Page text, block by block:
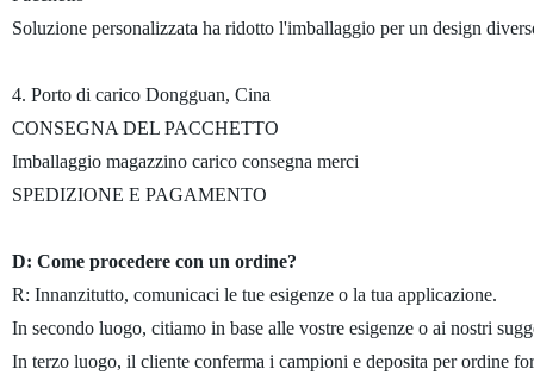
Soluzione personalizzata ha ridotto l'imballaggio per un design
4. Porto di carico Dongguan, Cina
CONSEGNA DEL PACCHETTO
Imballaggio magazzino carico consegna merci
SPEDIZIONE E PAGAMENTO
D: Come procedere con un ordine?
R: Innanzitutto, comunicaci le tue esigenze o la tua applicazione.
In secondo luogo, citiamo in base alle vostre esigenze o ai nostri
In terzo luogo, il cliente conferma i campioni e deposita per ordine